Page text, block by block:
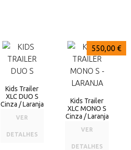
600,00 €
600,00 €
Kids Trailer
XLC DUO S
Cinza / Laranja
VER
DETALHES
550,00 €
Kids Trailer
XLC MONO S
Cinza / Laranja
VER
DETALHES